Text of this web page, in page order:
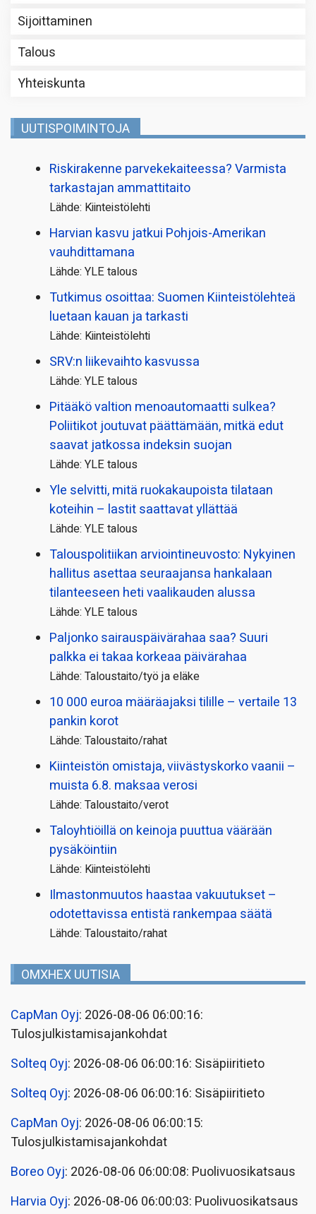
Sijoittaminen
Talous
Yhteiskunta
UUTISPOIMINTOJA
Riskirakenne parvekekaiteessa? Varmista
tarkastajan ammattitaito
Lähde: Kiinteistölehti
Harvian kasvu jatkui Pohjois-Amerikan
vauhdittamana
Lähde: YLE talous
Tutkimus osoittaa: Suomen Kiinteistölehteä
luetaan kauan ja tarkasti
Lähde: Kiinteistölehti
SRV:n liikevaihto kasvussa
Lähde: YLE talous
Pitääkö valtion menoautomaatti sulkea?
Poliitikot joutuvat päättämään, mitkä edut
saavat jatkossa indeksin suojan
Lähde: YLE talous
Yle selvitti, mitä ruokakaupoista tilataan
koteihin – lastit saattavat yllättää
Lähde: YLE talous
Talous­politiikan arviointi­neuvosto: Nykyinen
hallitus asettaa seuraajansa hankalaan
tilanteeseen heti vaalikauden alussa
Lähde: YLE talous
Paljonko sairauspäivä­rahaa saa? Suuri
palkka ei takaa korkeaa päivärahaa
Lähde: Taloustaito/työ ja eläke
10 000 euroa määräajaksi tilille – vertaile 13
pankin korot
Lähde: Taloustaito/rahat
Kiinteistön omistaja, viivästyskorko vaanii –
muista 6.8. maksaa verosi
Lähde: Taloustaito/verot
Taloyhtiöillä on keinoja puuttua väärään
pysäköintiin
Lähde: Kiinteistölehti
Ilmastonmuutos haastaa vakuutukset –
odotettavissa entistä rankempaa säätä
Lähde: Taloustaito/rahat
OMXHEX UUTISIA
CapMan Oyj: 2026-08-06 06:00:16:
Tulosjulkistamisajankohdat
Solteq Oyj: 2026-08-06 06:00:16: Sisäpiiritieto
Solteq Oyj: 2026-08-06 06:00:16: Sisäpiiritieto
CapMan Oyj: 2026-08-06 06:00:15:
Tulosjulkistamisajankohdat
Boreo Oyj: 2026-08-06 06:00:08: Puolivuosikatsaus
Harvia Oyj: 2026-08-06 06:00:03: Puolivuosikatsaus